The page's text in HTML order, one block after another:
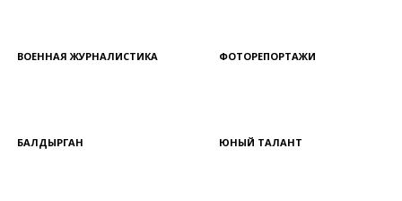
ВОЕННАЯ ЖУРНАЛИСТИКА ФОТОРЕПОРТАЖИ
БАЛДЫРГАН ЮНЫЙ ТАЛАНТ